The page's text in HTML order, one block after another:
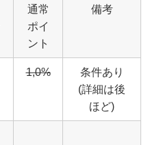
通常
ポイ
ント
備考
1,0%
条件あり
(詳細は後
ほど)